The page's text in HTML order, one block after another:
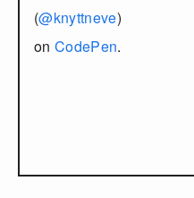
(@knyttneve)
on CodePen.